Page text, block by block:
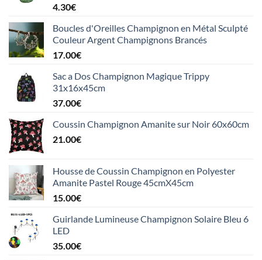
4.30€
Boucles d'Oreilles Champignon en Métal Sculpté
Couleur Argent Champignons Brancés
17.00€
Sac a Dos Champignon Magique Trippy
31x16x45cm
37.00€
Coussin Champignon Amanite sur Noir 60x60cm
21.00€
Housse de Coussin Champignon en Polyester
Amanite Pastel Rouge 45cmX45cm
15.00€
Guirlande Lumineuse Champignon Solaire Bleu 6
LED
35.00€